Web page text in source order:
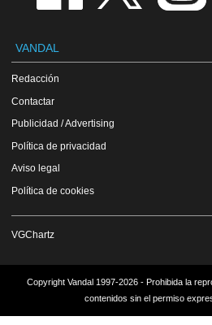
VANDAL
Redacción
Contactar
Publicidad / Advertising
Política de privacidad
Aviso legal
Política de cookies
VGChartz
Copyright Vandal 1997-2026 - Prohibida la
contenidos sin el permiso